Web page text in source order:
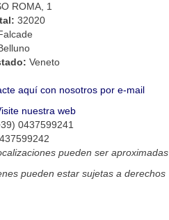
ROMA, 1
32020
Veneto
aquí con nosotros por e-mail
nuestra web
0437599241
pueden ser aproximadas
pueden estar sujetas a derechos